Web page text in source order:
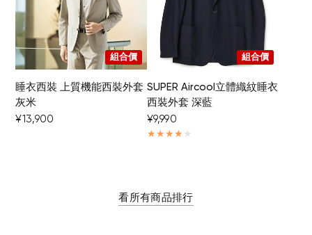
組合價
睡衣西裝 上質機能西裝外套
灰米
¥13,900
組合價
SUPER Aircool立體織紋睡衣
西裝外套 深藍
¥9,990
看所有商品排行